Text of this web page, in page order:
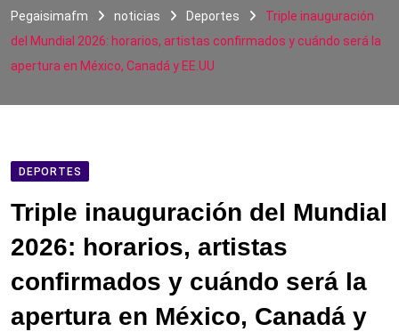
Pegaisimafm noticias Deportes
Triple inauguración
del Mundial 2026: horarios, artistas confirmados y cuándo será la
apertura en México, Canadá y EE.UU
DEPORTES
Triple inauguración del Mundial
2026: horarios, artistas
confirmados y cuándo será la
apertura en México, Canadá y